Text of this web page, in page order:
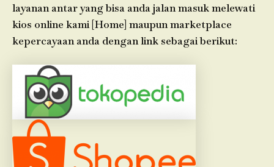
layanan antar yang bisa anda jalan masuk melewati
kios online kami [Home] maupun marketplace
kepercayaan anda dengan link sebagai berikut: